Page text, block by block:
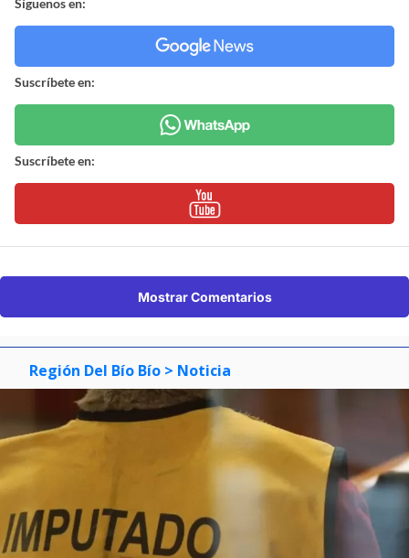
Síguenos en:
Suscríbete en:
Suscríbete en:
Mostrar Comentarios
Región Del Bío Bío > Noticia